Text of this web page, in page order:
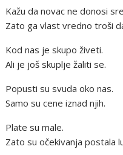
Kažu da novac ne donosi
Zato ga vlast vredno troši
Kod nas je skupo živeti.
Ali je još skuplje žaliti se.
Popusti su svuda oko nas.
Samo su cene iznad njih.
Plate su male.
Zato su očekivanja postala